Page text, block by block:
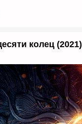
колец (2021)